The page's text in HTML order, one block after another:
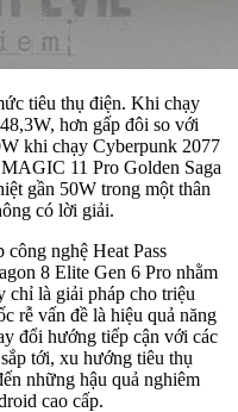
tiêu thụ điện. Khi chạy
hơn gấp đôi so với
khi chạy Cyberpunk 2077
11 Pro Golden Saga
gần 50W trong một thân
có lời giải.
nghệ Heat Pass
8 Elite Gen 6 Pro nhằm
chỉ là giải pháp cho triệu
rễ vấn đề là hiệu quả năng
đổi hướng tiếp cận với các
tới, xu hướng tiêu thụ
những hậu quả nghiêm
cao cấp.